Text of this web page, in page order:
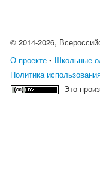
© 2014-2026,
О проекте • Школьные
Политика
Это